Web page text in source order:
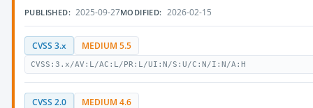
PUBLISHED: 2025-09-27MODIFIED: 2026-02-15
CVSS 3.x MEDIUM 5.5
CVSS:3.x/AV:L/AC:L/PR:L/UI:N/S:U/C:N/I:N/A:H
CVSS 2.0 MEDIUM 4.6